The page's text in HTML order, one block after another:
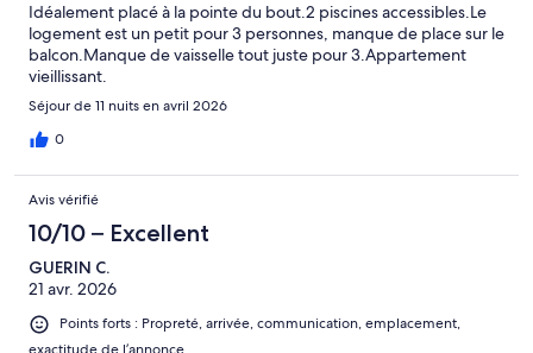
Idéalement placé à la pointe du bout.2 piscines accessibles.Le
logement est un petit pour 3 personnes, manque de place sur le
balcon.Manque de vaisselle tout juste pour 3.Appartement
vieillissant.
Séjour de 11 nuits en avril 2026
0
Avis vérifié
10/10 – Excellent
GUERIN C.
21 avr. 2026
Points forts : Propreté, arrivée, communication, emplacement,
exactitude de l’annonce